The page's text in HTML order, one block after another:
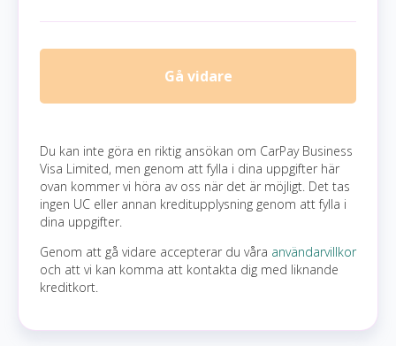
Gå vidare
Du kan inte göra en riktig ansökan om CarPay Business
Visa Limited, men genom att fylla i dina uppgifter här
ovan kommer vi höra av oss när det är möjligt. Det tas
ingen UC eller annan kreditupplysning genom att fylla i
dina uppgifter.
Genom att gå vidare accepterar du våra användarvillkor
och att vi kan komma att kontakta dig med liknande
kreditkort.